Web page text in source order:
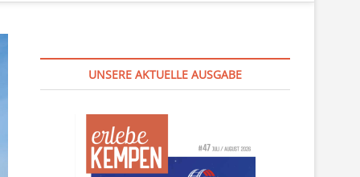
UNSERE AKTUELLE AUSGABE